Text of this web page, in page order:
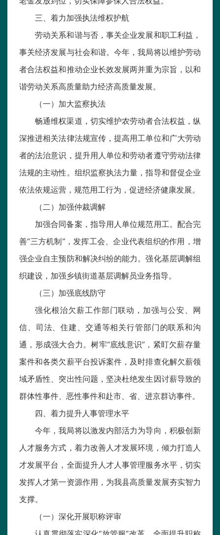
三、着力加强执法维权护航
劳动关系和谐与否，事关企业发展和职工利益，
事关经济发展与社会和谐。今年，我局将以维护劳动
者合法权益和推动企业长效发展两并重为宗旨，以和
谐劳动关系高质量助力经济高质量发展。
（一）加大监察执法
畅通维权渠道，切实维护农劳动者合法权益，纵
深推进相关法律法规宣传，提高用工单位和广大劳动
者的法治意识，提升用人单位和劳动者遵守劳动法律
法规的主动性。组织监察执法力量，指导和督促企业
依法依规运营，规范用工行为，促进经济健康发展。
（二）加强仲裁调解
加强合同备案，指导用人单位规范用工。配合完
善“三方机制”，发挥工会、企业代表组织的作用，增
强企业自主预防和解决纠纷的能力。强化基层调解组
织建设，加强乡镇街道基层调解员业务指导。
（三）加强底线防守
强化根治欠薪工作部门联动，加强与公安、网
信、司法、住建、交通等相关行管部门的联系和沟
通，形成强大合力。树牢“底线意识”，紧盯欠薪存量
案件和各类欠薪平台投诉案件，及时排查化解欠薪领
域矛盾性、突出性问题，坚决杜绝发生因讨薪导致的
群体性事件、恶性事件和赴市、省、进京群访事件。
四、着力提升人事管理水平
今年，我局将以激发内部活力为导向，积极创新
人才服务方式，着力改善人才发展环境，倾力打造人
才发展平台，全面提升人才人事管理服务水平，切实
发挥人才第一资源作用，为我县高质量发展夯实智力
支撑。
（一）深化开展职称评审